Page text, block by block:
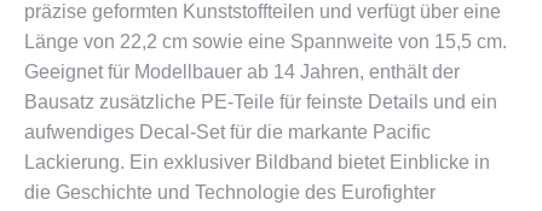
präzise geformten Kunststoffteilen und verfügt über eine
Länge von 22,2 cm sowie eine Spannweite von 15,5 cm.
Geeignet für Modellbauer ab 14 Jahren, enthält der
Bausatz zusätzliche PE-Teile für feinste Details und ein
aufwendiges Decal-Set für die markante Pacific
Lackierung. Ein exklusiver Bildband bietet Einblicke in
die Geschichte und Technologie des Eurofighter